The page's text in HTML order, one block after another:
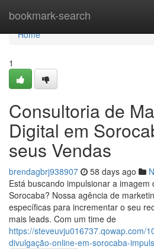
bookmark-search
Home
Home
1
Consultoria de
Digital em
seus Vendas
brendagbrj938907 58 days ago
Está buscando impulsionar a imagem
Sorocaba? Nossa agência de
específicas para incrementar o seu
mais leads. Com um time de
https://steveuvju016737.qowap.com/
divulgação-online-em-sorocaba-